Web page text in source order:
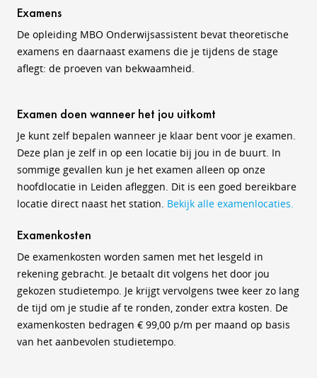
Examens
De opleiding MBO Onderwijsassistent bevat theoretische
examens en daarnaast examens die je tijdens de stage
aflegt: de proeven van bekwaamheid.
Examen doen wanneer het jou uitkomt
Je kunt zelf bepalen wanneer je klaar bent voor je examen.
Deze plan je zelf in op een locatie bij jou in de buurt. In
sommige gevallen kun je het examen alleen op onze
hoofdlocatie in Leiden afleggen. Dit is een goed bereikbare
locatie direct naast het station. Bekijk alle examenlocaties.
Examenkosten
De examenkosten worden samen met het lesgeld in
rekening gebracht. Je betaalt dit volgens het door jou
gekozen studietempo. Je krijgt vervolgens twee keer zo lang
de tijd om je studie af te ronden, zonder extra kosten. De
examenkosten bedragen € 99,00 p/m per maand op basis
van het aanbevolen studietempo.